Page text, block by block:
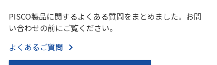
PISCO製品に関するよくある質問をまとめました。お問
い合わせの前にご覧ください。
よくあるご質問